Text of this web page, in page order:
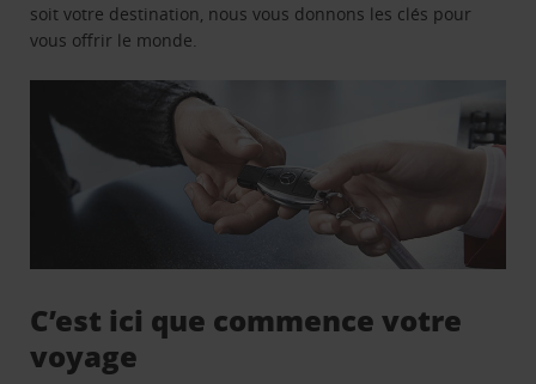
soit votre destination, nous vous donnons les clés pour
vous offrir le monde.
C’est ici que commence votre
voyage